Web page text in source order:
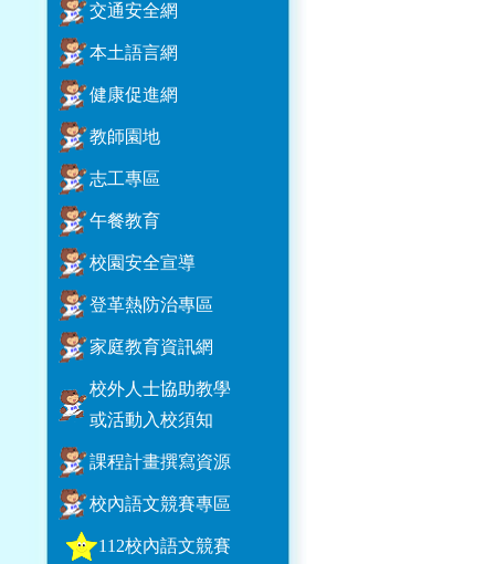
交通安全網
本土語言網
健康促進網
教師園地
志工專區
午餐教育
校園安全宣導
登革熱防治專區
家庭教育資訊網
校外人士協助教學
或活動入校須知
課程計畫撰寫資源
校內語文競賽專區
112校內語文競賽